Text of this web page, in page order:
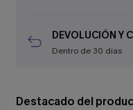
DEVOLUCIÓN Y
Dentro de 30 días
Destacado del